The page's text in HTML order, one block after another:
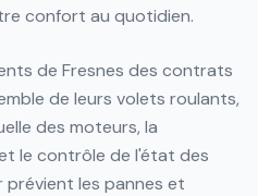
confort au quotidien.
de Fresnes des contrats
de leurs volets roulants,
des moteurs, la
le contrôle de l'état des
prévient les pannes et